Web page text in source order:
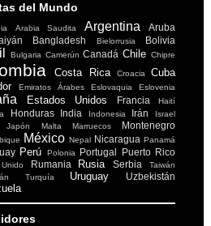
del Mundo
Arabia Saudita Argentina
Aruba
Bangladesh Bielorrusia Bolivia
Bulgaria Camerún Canadá Chile Chipre
Costa Rica Croacia
Cuba
Emiratos Árabes Eslovaquia Eslovenia
Estados Unidos Francia
Haití
Honduras India Indonesia Irán Israel
Japón Malta Marruecos Montenegro
México Nepal Nicaragua Panamá
Perú Polonia Portugal Puerto Rico
Rumania Rusia Serbia
Taiwán
Turquía Uruguay Uzbekistán